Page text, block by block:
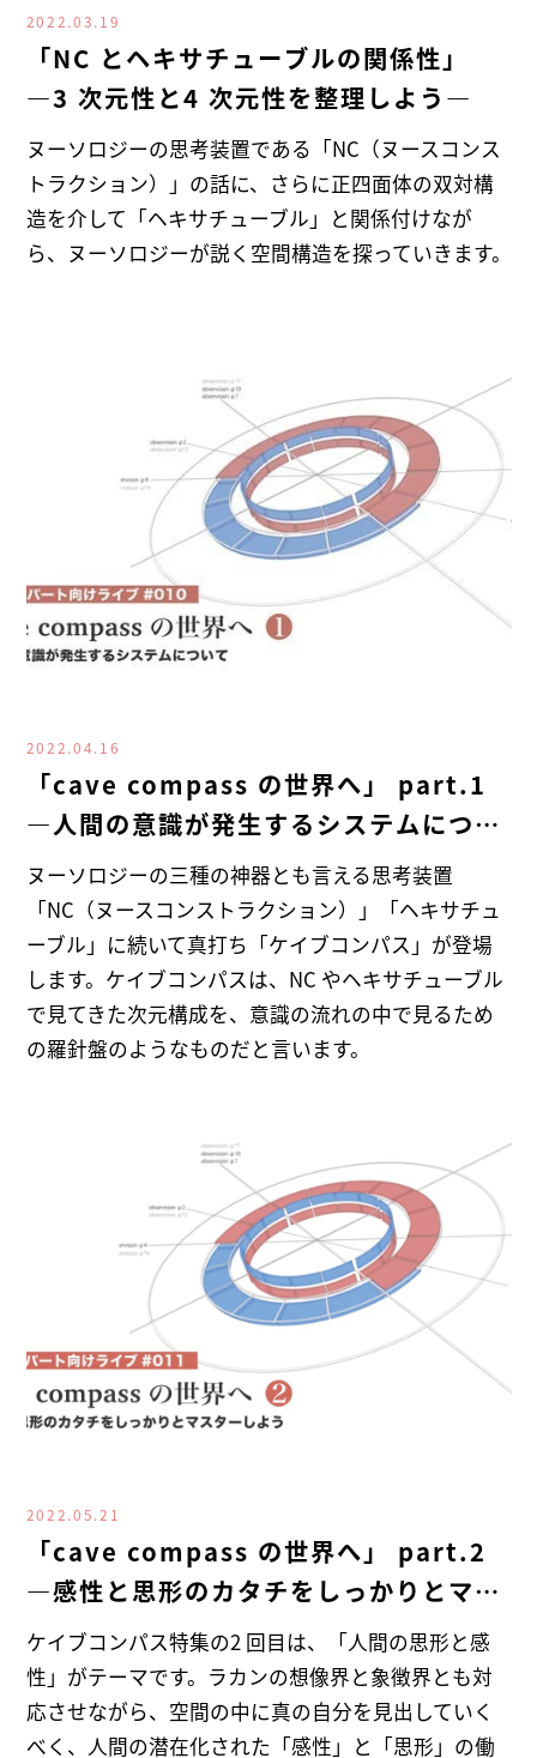
2022.03.19
「NC とヘキサチューブルの関係性」
―3 次元性と4 次元性を整理しよう―
ヌーソロジーの思考装置である「NC（ヌースコンス
トラクション）」の話に、さらに正四面体の双対構
造を介して「ヘキサチューブル」と関係付けなが
ら、ヌーソロジーが説く空間構造を探っていきます。
2022.04.16
「cave compass の世界へ」 part.1
―人間の意識が発生するシステムについ
て―
ヌーソロジーの三種の神器とも言える思考装置
「NC（ヌースコンストラクション）」「ヘキサチュ
ーブル」に続いて真打ち「ケイブコンパス」が登場
します。ケイブコンパスは、NC やヘキサチューブル
で見てきた次元構成を、意識の流れの中で見るため
の羅針盤のようなものだと言います。
2022.05.21
「cave compass の世界へ」 part.2
―感性と思形のカタチをしっかりとマス
ターしよう―
ケイブコンパス特集の2 回目は、「人間の思形と感
性」がテーマです。ラカンの想像界と象徴界とも対
応させながら、空間の中に真の自分を見出していく
べく、人間の潜在化された「感性」と「思形」の働